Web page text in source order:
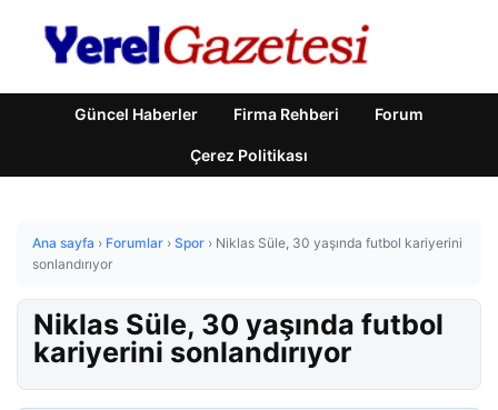
Güncel Haberler Firma Rehberi Forum
Çerez Politikası
Ana sayfa › Forumlar › Spor › Niklas Süle, 30 yaşında futbol kariyerini
sonlandırıyor
Niklas Süle, 30 yaşında futbol
kariyerini sonlandırıyor